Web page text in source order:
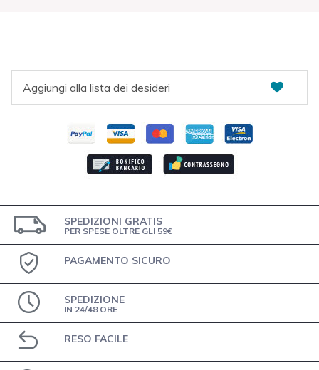
Aggiungi alla lista dei desideri
SPEDIZIONI GRATIS
PER SPESE OLTRE GLI 59€
PAGAMENTO SICURO
SPEDIZIONE
IN 24/48 ORE
RESO FACILE